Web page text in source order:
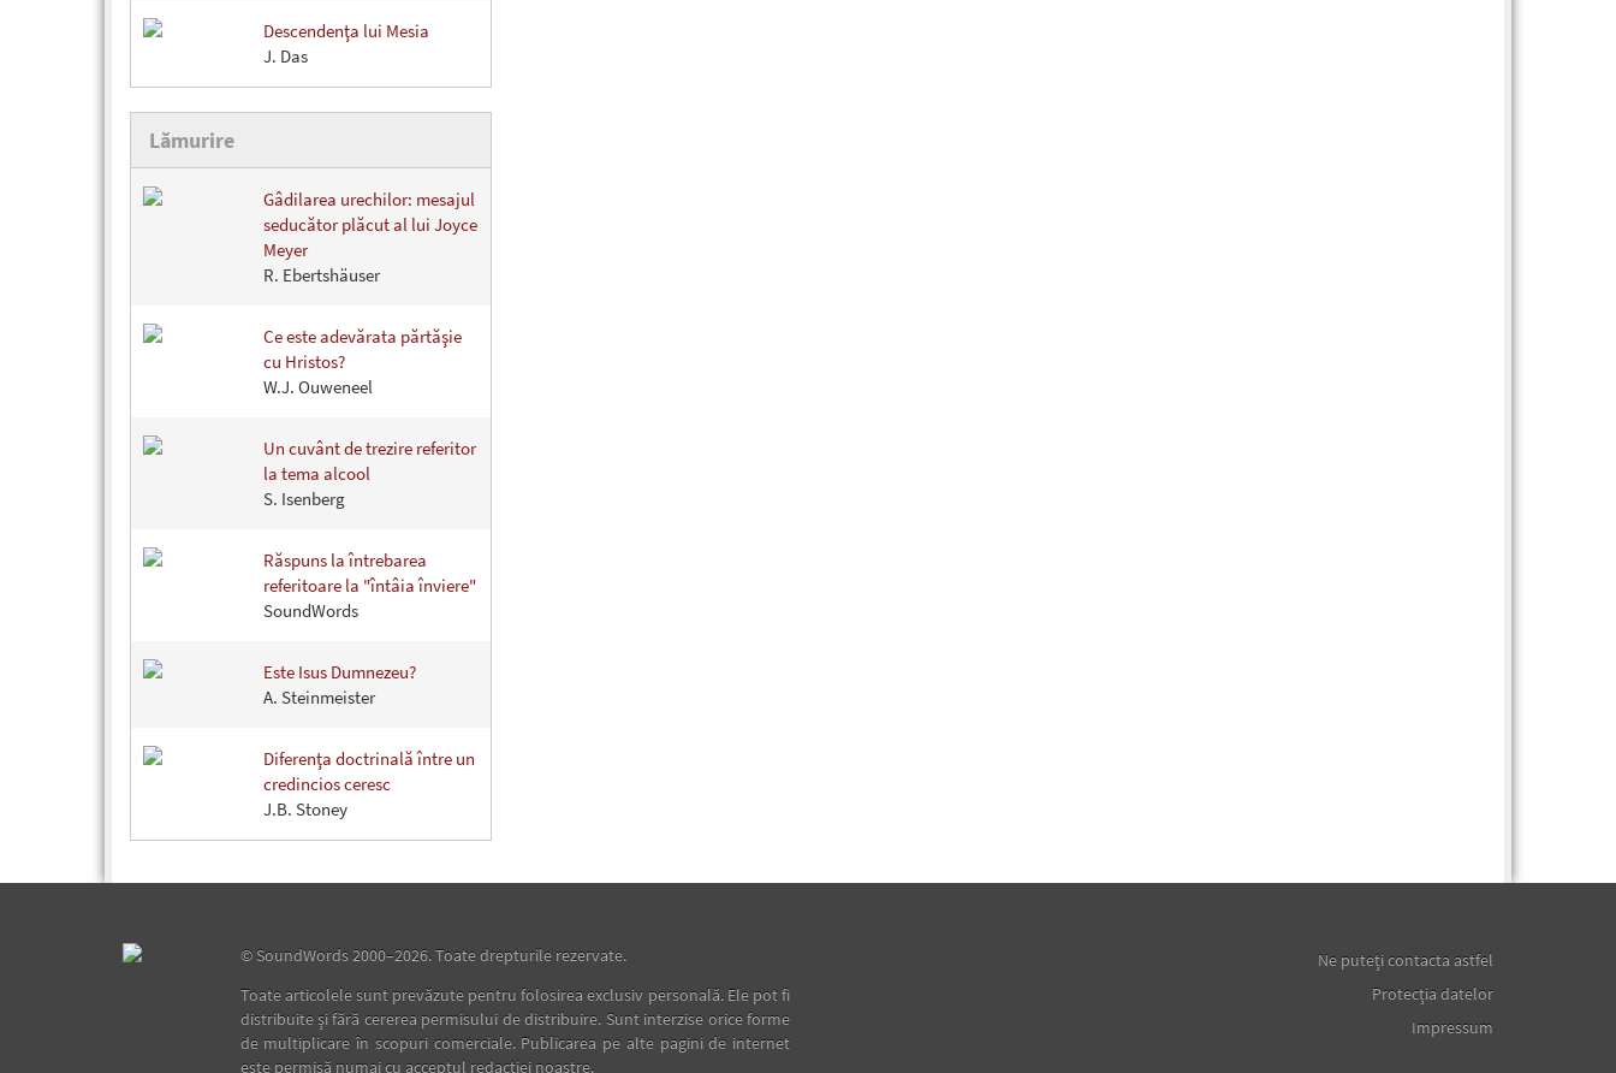
Descendenţa lui Mesia
J. Das
Lămurire
Gâdilarea urechilor: mesajul
seducător plăcut al lui Joyce
Meyer
R. Ebertshäuser
Ce este adevărata părtăşie
cu Hristos?
W.J. Ouweneel
Un cuvânt de trezire referitor
la tema alcool
S. Isenberg
Răspuns la întrebarea
referitoare la "întâia înviere"
SoundWords
Este Isus Dumnezeu?
A. Steinmeister
Diferenţa doctrinală între un
credincios ceresc
J.B. Stoney
©SoundWords2000–2026. Toate drepturile rezervate.
Toate articolele sunt prevăzute pentru folosirea exclusiv personală. Ele pot fi
distribuite şi fără cererea permisului de distribuire. Sunt interzise orice forme
de multiplicare în scopuri comerciale. Publicarea pe alte pagini de internet
este permisă numai cu acceptul redacţiei noastre.
Ne puteţi contacta astfel
Protecţia datelor
Impressum